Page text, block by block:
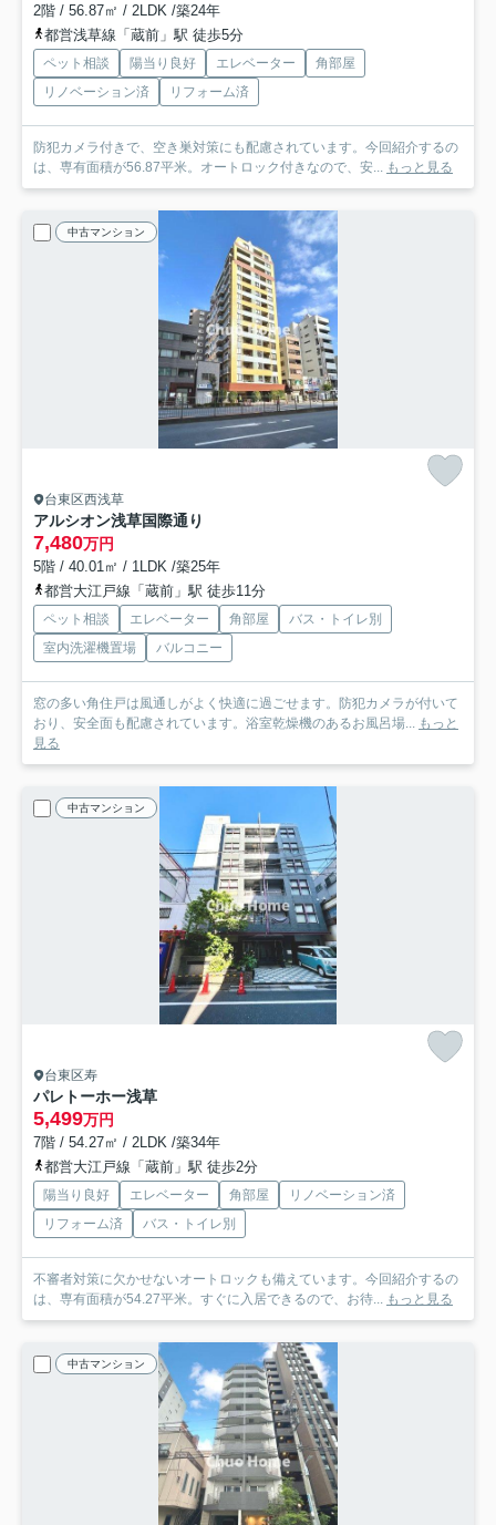
2階 / 56.87㎡ / 2LDK /築24年
都営浅草線「蔵前」駅 徒歩5分
ペット相談 陽当り良好 エレベーター
角部屋
リノベーション済
リフォーム済
防犯カメラ付きで、空き巣対策にも配慮されています。今回紹介するの
は、専有面積が56.87平米。オートロック付きなので、安... もっと見る
中古マンション
台東区西浅草
アルシオン浅草国際通り
7,480万円
5階 / 40.01㎡ / 1LDK /築25年
都営大江戸線「蔵前」駅 徒歩11分
ペット相談 エレベーター 角部屋
バス・トイレ別
室内洗濯機置場
バルコニー
窓の多い角住戸は風通しがよく快適に過ごせます。防犯カメラが付いて
おり、安全面も配慮されています。浴室乾燥機のあるお風呂場... もっと
見る
中古マンション
台東区寿
パレトーホー浅草
5,499万円
7階 / 54.27㎡ / 2LDK /築34年
都営大江戸線「蔵前」駅 徒歩2分
陽当り良好 エレベーター 角部屋
リノベーション済
リフォーム済
バス・トイレ別
不審者対策に欠かせないオートロックも備えています。今回紹介するの
は、専有面積が54.27平米。すぐに入居できるので、お待... もっと見る
中古マンション